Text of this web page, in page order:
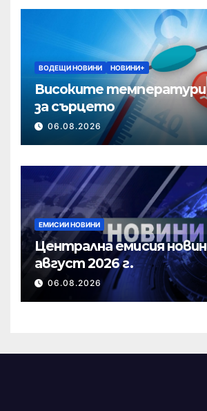
ВОДЕЩИ НОВИНИ НОВИНИ+
Високите температури
за сърцето
06.08.2026
ЕМИСИИ НОВИНИ
Централна емисия
август 2026 г.
06.08.2026